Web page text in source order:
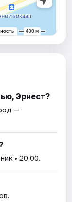
Эрнест?
—
• 20:00.